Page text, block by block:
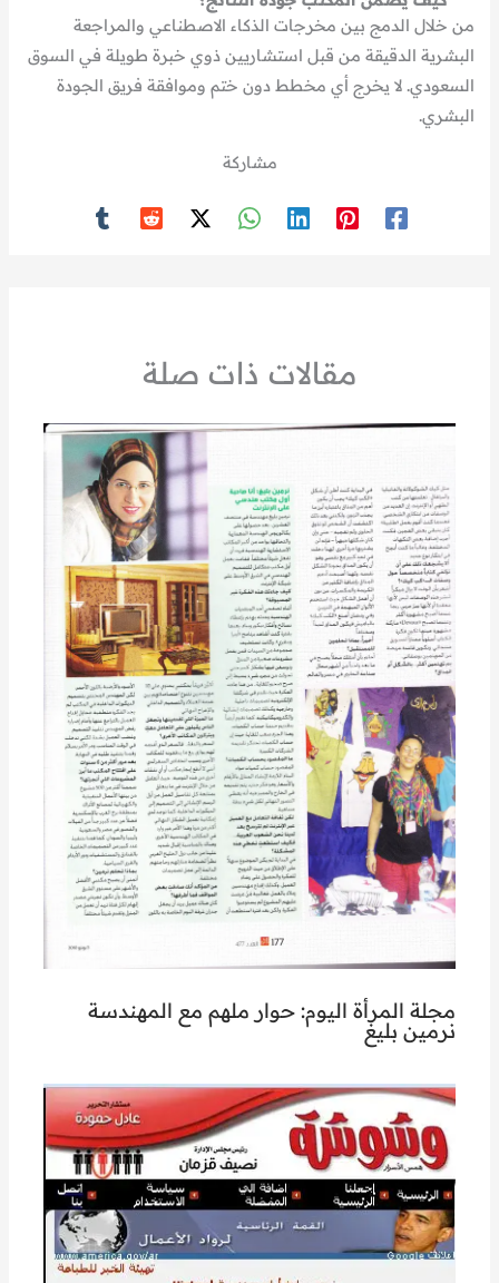
من خلال الدمج بين مخرجات الذكاء الاصطناعي والمراجعة
البشرية الدقيقة من قبل استشاريين ذوي خبرة طويلة في السوق
السعودي. لا يخرج أي مخطط دون ختم وموافقة فريق الجودة
البشري.
مشاركة
مقالات ذات صلة
مجلة المرأة اليوم: حوار ملهم مع المهندسة
نرمين بليغ